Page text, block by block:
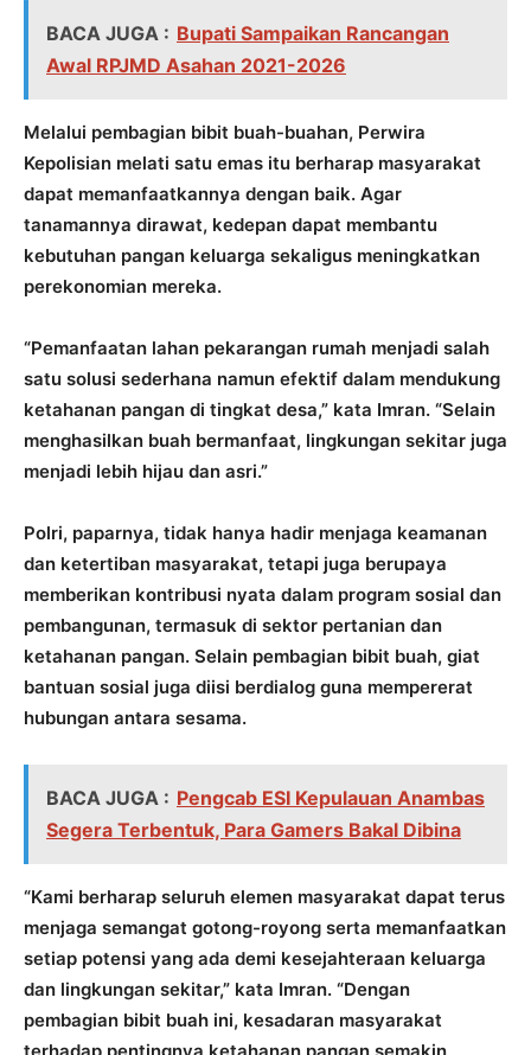
BACA JUGA : Bupati Sampaikan Rancangan
Awal RPJMD Asahan 2021-2026
Melalui pembagian bibit buah-buahan, Perwira
Kepolisian melati satu emas itu berharap masyarakat
dapat memanfaatkannya dengan baik. Agar
tanamannya dirawat, kedepan dapat membantu
kebutuhan pangan keluarga sekaligus meningkatkan
perekonomian mereka.
“Pemanfaatan lahan pekarangan rumah menjadi salah
satu solusi sederhana namun efektif dalam mendukung
ketahanan pangan di tingkat desa,” kata Imran. “Selain
menghasilkan buah bermanfaat, lingkungan sekitar juga
menjadi lebih hijau dan asri.”
Polri, paparnya, tidak hanya hadir menjaga keamanan
dan ketertiban masyarakat, tetapi juga berupaya
memberikan kontribusi nyata dalam program sosial dan
pembangunan, termasuk di sektor pertanian dan
ketahanan pangan. Selain pembagian bibit buah, giat
bantuan sosial juga diisi berdialog guna mempererat
hubungan antara sesama.
BACA JUGA : Pengcab ESI Kepulauan Anambas
Segera Terbentuk, Para Gamers Bakal Dibina
“Kami berharap seluruh elemen masyarakat dapat terus
menjaga semangat gotong-royong serta memanfaatkan
setiap potensi yang ada demi kesejahteraan keluarga
dan lingkungan sekitar,” kata Imran. “Dengan
pembagian bibit buah ini, kesadaran masyarakat